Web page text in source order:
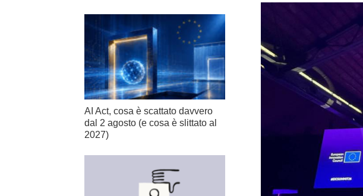
AI Act, cosa è scattato davvero
dal 2 agosto (e cosa è slittato al
2027)